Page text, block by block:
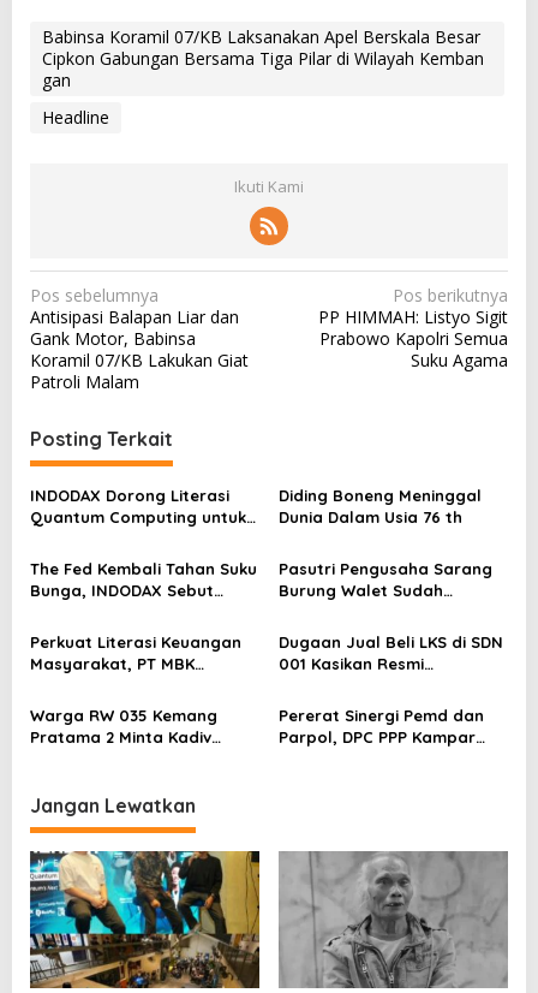
Babinsa Koramil 07/KB Laksanakan Apel Berskala Besar
Cipkon Gabungan Bersama Tiga Pilar di Wilayah Kemban
gan
Headline
Ikuti Kami
N
a
v
i
g
a
s
i
p
o
s
Pos sebelumnya
Antisipasi Balapan Liar dan
Gank Motor, Babinsa
Koramil 07/KB Lakukan Giat
Patroli Malam
Pos berikutnya
PP HIMMAH: Listyo Sigit
Prabowo Kapolri Semua
Suku Agama
Posting Terkait
INDODAX Dorong Literasi
Quantum Computing untuk
Blockchain
Diding Boneng Meninggal
Dunia Dalam Usia 76 th
The Fed Kembali Tahan Suku
Bunga, INDODAX Sebut
Sentimen Pasar
Pasutri Pengusaha Sarang
Burung Walet Sudah
Pelapor Desak Polda Jambi
Segera Lakukan Penahanan
Perkuat Literasi Keuangan
Masyarakat, PT MBK
Karpet Masjid di Pakuhaji
Dugaan Jual Beli LKS di SDN
001 Kasikan Resmi
Kampar, Pemred – Pimum
Metroterkini.id Desak Usut
Kasus Ini
Warga RW 035 Kemang
Pratama 2 Minta Kadiv
Metro Bekasi Kota
Pererat Sinergi Pemd dan
Parpol, DPC PPP Kampar
Jangan Lewatkan